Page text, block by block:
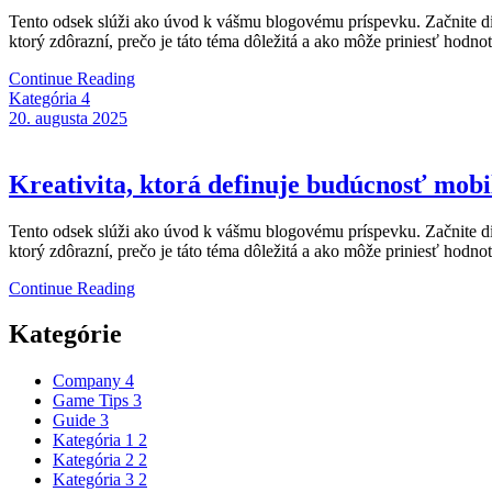
Tento odsek slúži ako úvod k vášmu blogovému príspevku. Začnite
ktorý zdôrazní, prečo je táto téma dôležitá a ako môže priniesť
Continue Reading
Kategória 4
20. augusta 2025
Kreativita, ktorá definuje budúcnosť
Tento odsek slúži ako úvod k vášmu blogovému príspevku. Začnite
ktorý zdôrazní, prečo je táto téma dôležitá a ako môže priniesť
Continue Reading
Kategórie
Company 4
Game Tips 3
Guide 3
Kategória 1 2
Kategória 2 2
Kategória 3 2